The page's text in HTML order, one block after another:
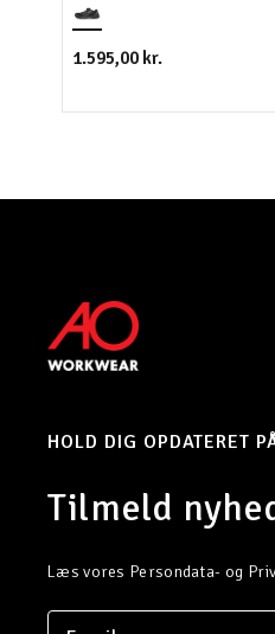
1.595,00 kr.
HOLD DIG OPDATERET
Tilmeld
Læs vores Persondata- og